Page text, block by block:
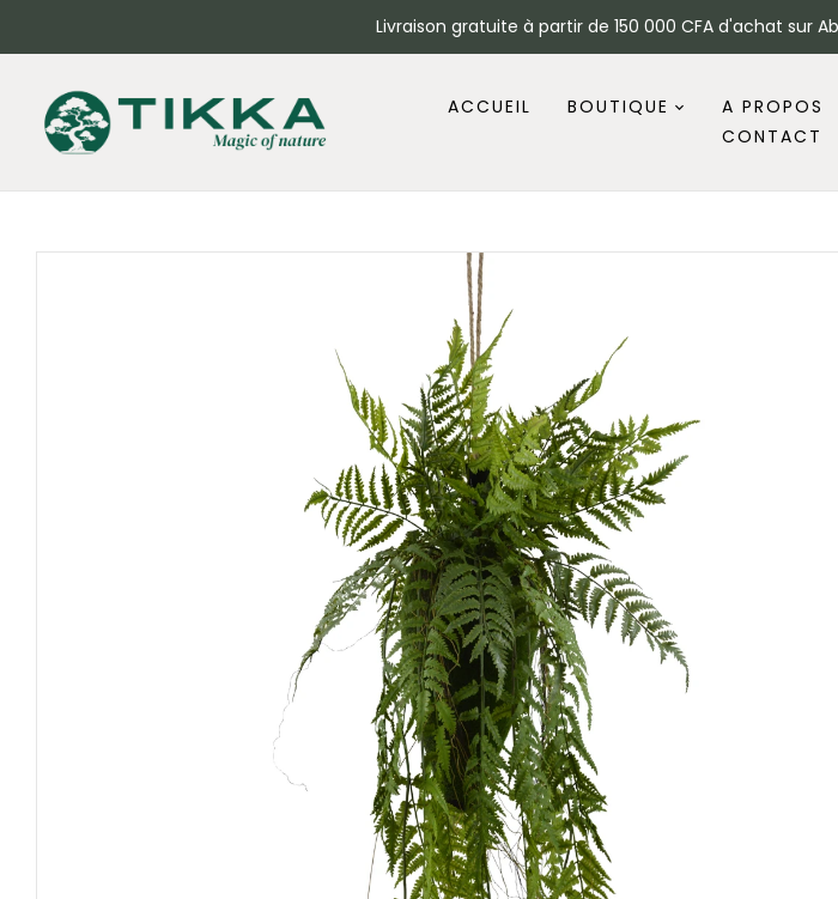
Livraison gratuite à partir de 150 000 CFA d'achat sur
ACCUEIL BOUTIQUE A PROPOS
CONTACT